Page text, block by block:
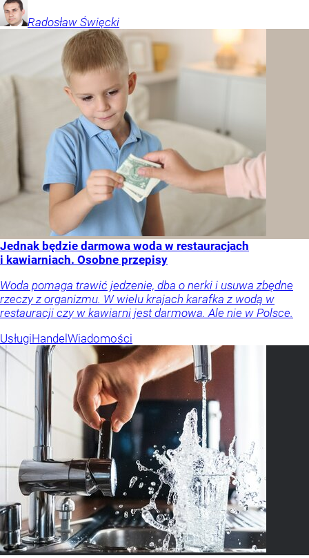
Radosław Święcki
Jednak będzie darmowa woda w restauracjach
i kawiarniach. Osobne przepisy
Woda pomaga trawić jedzenie, dba o nerki i usuwa zbędne
rzeczy z organizmu. W wielu krajach karafka z wodą w
restauracji czy w kawiarni jest darmowa. Ale nie w Polsce.
UsługiHandel Wiadomości